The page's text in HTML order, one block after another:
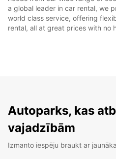
a global leader in car rental, we
world class service, offering
rental, all at great prices with no
Autoparks, kas
vajadzībām
Izmanto iespēju braukt ar